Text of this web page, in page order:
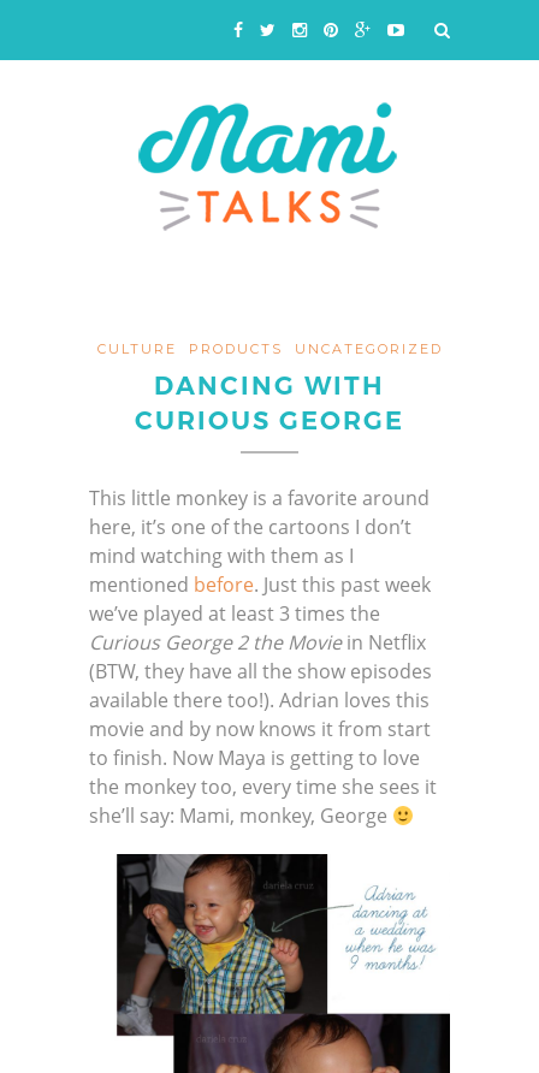
CULTURE PRODUCTS UNCATEGORIZED
DANCING WITH
CURIOUS GEORGE
This little monkey is a favorite around
here, it’s one of the cartoons I don’t
mind watching with them as I
mentioned before. Just this past week
we’ve played at least 3 times the
Curious George 2 the Moviein Netflix
(BTW, they have all the show episodes
available there too!). Adrian loves this
movie and by now knows it from start
to finish. Now Maya is getting to love
the monkey too, every time she sees it
she’ll say: Mami, monkey, George